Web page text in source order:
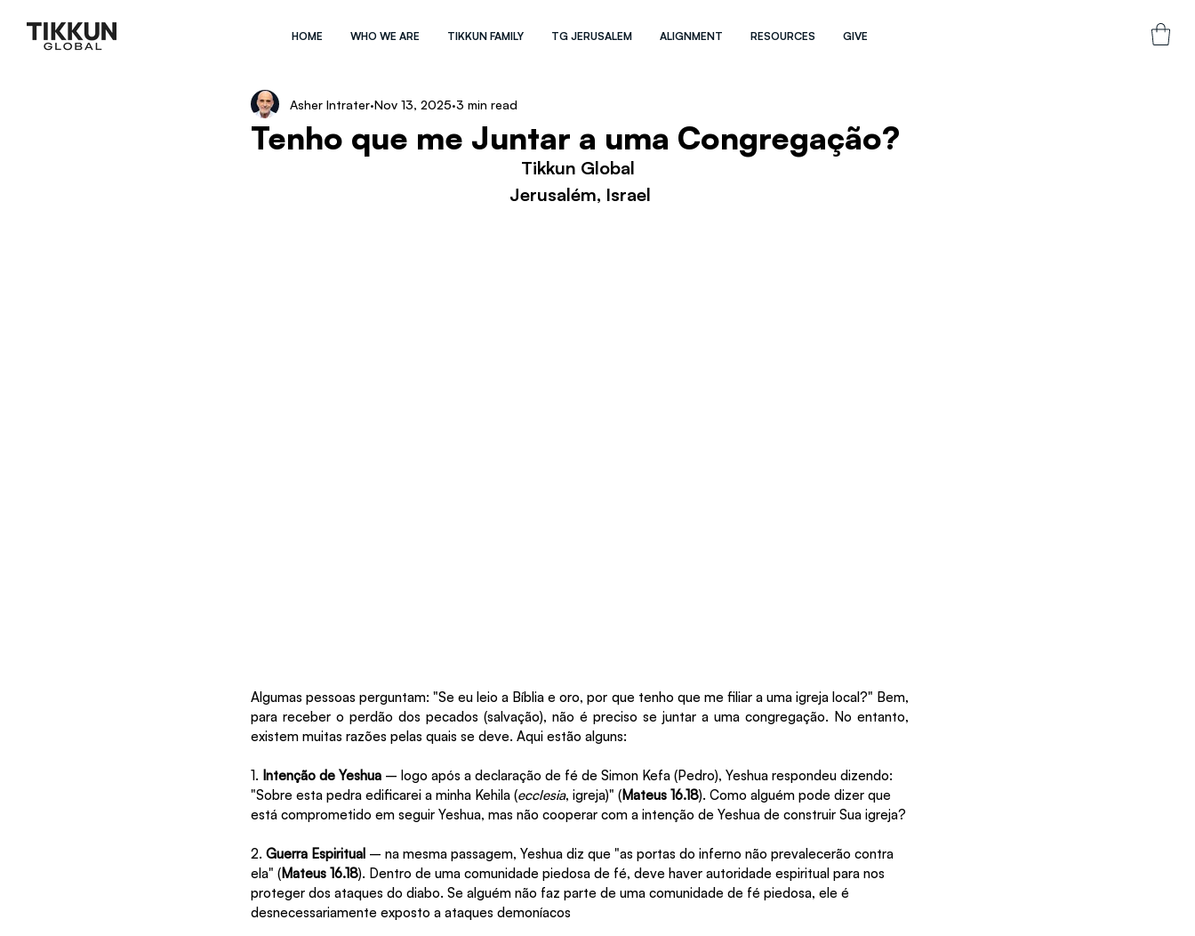
HOME WHO WE ARE TIKKUN FAMILY TG JERUSALEM ALIGNMENT RESOURCES GIVE
Tenho que me Juntar a uma Congregação?
Asher Intrater Nov 13, 2025 3 min read
Tikkun Global
Jerusalém, Israel
Algumas pessoas perguntam: "Se eu leio a Bíblia e oro, por que tenho que me filiar a uma igreja local?" Bem,
para receber o perdão dos pecados (salvação), não é preciso se juntar a uma congregação. No entanto,
existem muitas razões pelas quais se deve. Aqui estão alguns:
1. Intenção de Yeshua – logo após a declaração de fé de Simon Kefa (Pedro), Yeshua respondeu dizendo:
"Sobre esta pedra edificarei a minha Kehila (ecclesia, igreja)" (Mateus 16.18). Como alguém pode dizer que
está comprometido em seguir Yeshua, mas não cooperar com a intenção de Yeshua de construir Sua igreja?
2. Guerra Espiritual – na mesma passagem, Yeshua diz que "as portas do inferno não prevalecerão contra
ela" (Mateus 16.18). Dentro de uma comunidade piedosa de fé, deve haver autoridade espiritual para nos
proteger dos ataques do diabo. Se alguém não faz parte de uma comunidade de fé piedosa, ele é
desnecessariamente exposto a ataques demoníacos